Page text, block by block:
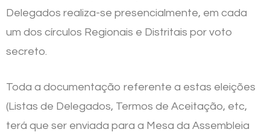
Delegados realiza-se presencialmente, em cada
um dos círculos Regionais e Distritais por voto
secreto.
Toda a documentação referente a estas eleições
(Listas de Delegados, Termos de Aceitação, etc,
terá que ser enviada para a Mesa da Assembleia